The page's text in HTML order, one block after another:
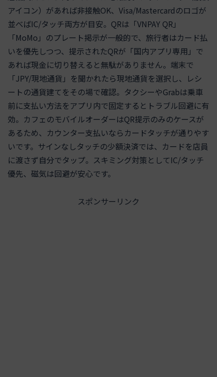
アイコン）があれば非接触OK、Visa/Mastercardのロゴが
並べばIC/タッチ両方が目安。QRは「VNPAY QR」
「MoMo」のプレート掲示が一般的で、旅行者はカード払
いを優先しつつ、提示されたQRが「国内アプリ専用」で
あれば現金に切り替えると無駄がありません。端末で
「JPY/現地通貨」を聞かれたら現地通貨を選択し、レシ
ートの通貨建てをその場で確認。タクシーやGrabは乗車
前に支払い方法をアプリ内で固定するとトラブル回避に有
効。カフェのモバイルオーダーはQR提示のみのケースが
あるため、カウンター支払いならカードタッチが通りやす
いです。サインなしタッチの少額決済では、カードを店員
に渡さず自分でタップ。スキミング対策としてIC/タッチ
優先、磁気は回避が安心です。
スポンサーリンク